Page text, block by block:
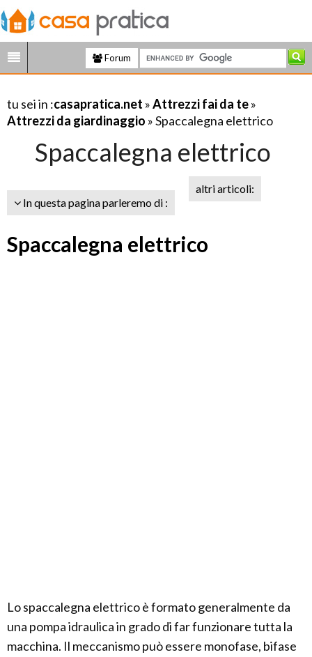
Forum
tu sei in :casapratica.net »Attrezzi fai da te»
Attrezzi da giardinaggio » Spaccalegna elettrico
Spaccalegna elettrico
In questa pagina parleremo di :
altri articoli:
Spaccalegna elettrico
Lo spaccalegna elettrico è formato generalmente da
una pompa idraulica in grado di far funzionare tutta la
macchina. Il meccanismo può essere monofase, bifase